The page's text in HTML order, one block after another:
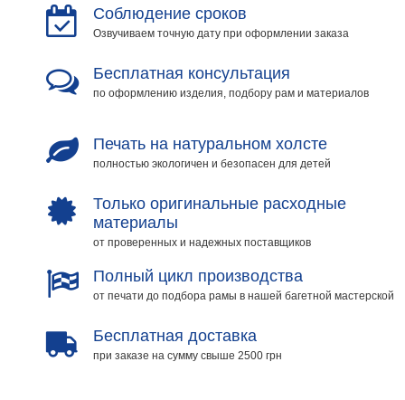
Печать
больших
Соблюдение сроков
Озвучиваем точную дату при оформлении заказа
Бесплатная консультация
по оформлению изделия, подбору рам и материалов
Печать на натуральном холсте
полностью экологичен и безопасен для детей
Только оригинальные расходные
материалы
от проверенных и надежных поставщиков
Полный цикл производства
от печати до подбора рамы в нашей багетной мастерской
Бесплатная доставка
при заказе на сумму свыше 2500 грн